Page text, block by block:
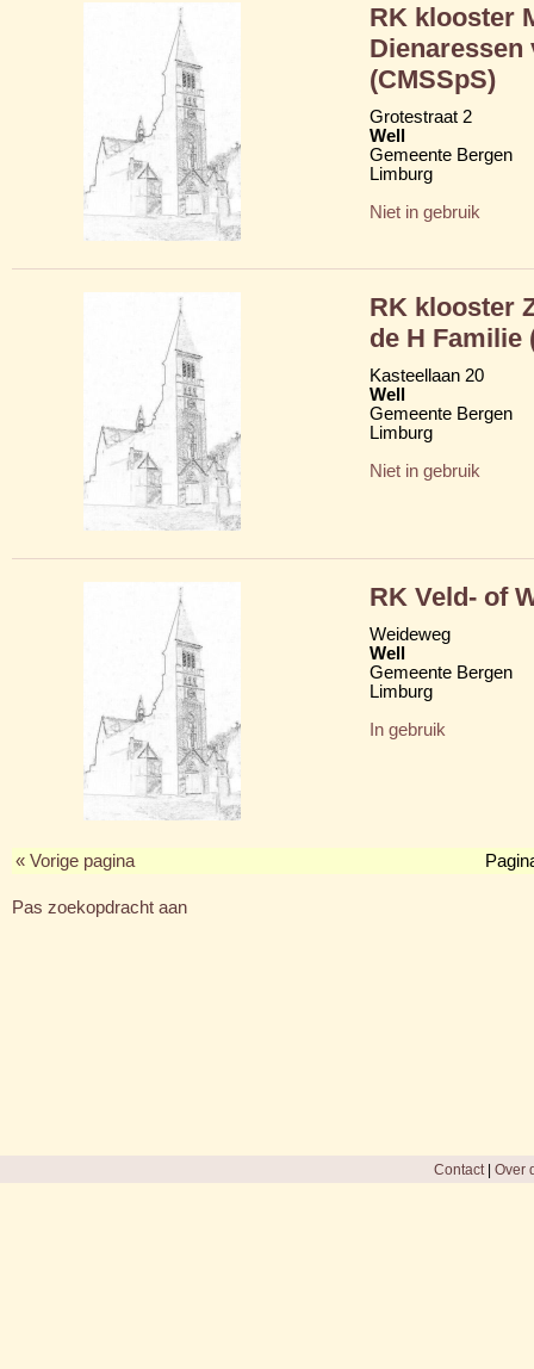
RK klooster
Dienaressen
(CMSSpS)
Grotestraat 2
Well
Gemeente Bergen
Limburg
Niet in gebruik
RK klooster
de H Familie
Kasteellaan 20
Well
Gemeente Bergen
Limburg
Niet in gebruik
RK Veld- of
Weideweg
Well
Gemeente Bergen
Limburg
In gebruik
« Vorige pagina
Pas zoekopdracht aan
Contact| Over